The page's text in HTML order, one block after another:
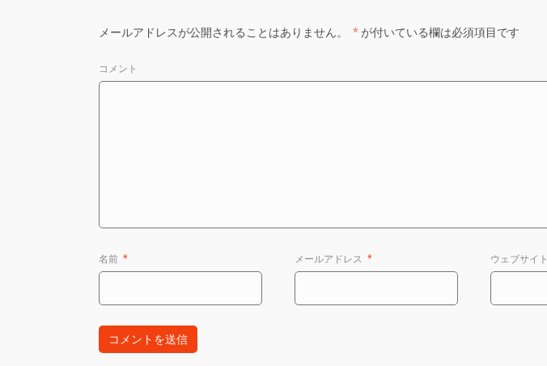
メールアドレスが公開されることはありません。 * が付いている欄は必須項目です
コメント
名前 * メールアドレス * ウェブサイト